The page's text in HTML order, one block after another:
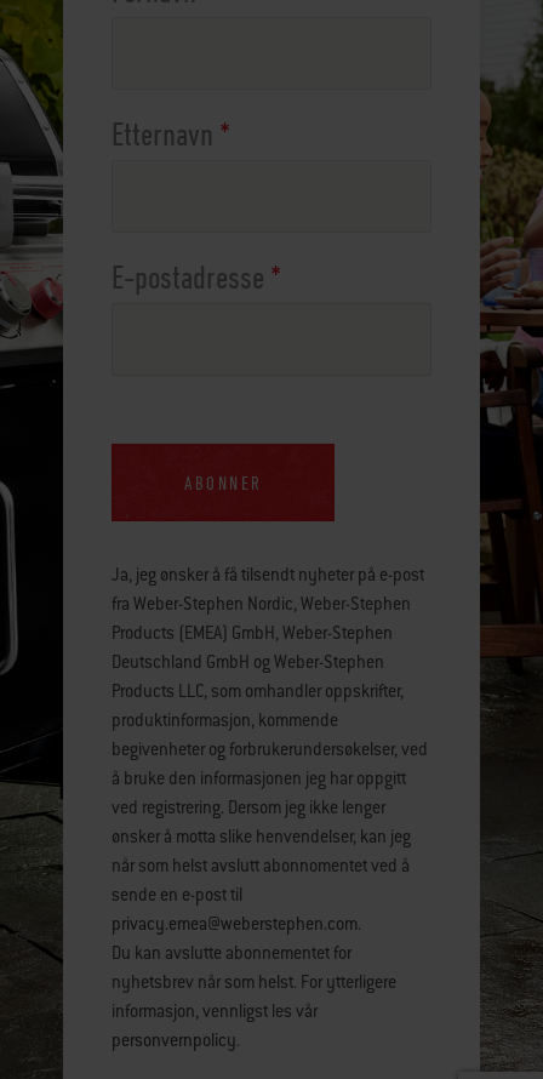
Etternavn *
E-postadresse *
ABONNER
Ja, jeg ønsker å få tilsendt nyheter på e-post
fra Weber-Stephen Nordic, Weber-Stephen
Products (EMEA) GmbH, Weber-Stephen
Deutschland GmbH og Weber-Stephen
Products LLC, som omhandler oppskrifter,
produktinformasjon, kommende
begivenheter og forbrukerundersøkelser, ved
å bruke den informasjonen jeg har oppgitt
ved registrering. Dersom jeg ikke lenger
ønsker å motta slike henvendelser, kan jeg
når som helst avslutt abonnomentet ved å
sende en e-post til
privacy.emea@weberstephen.com.
Du kan avslutte abonnementet for
nyhetsbrev når som helst. For ytterligere
informasjon, vennligst les vår
personvernpolicy.